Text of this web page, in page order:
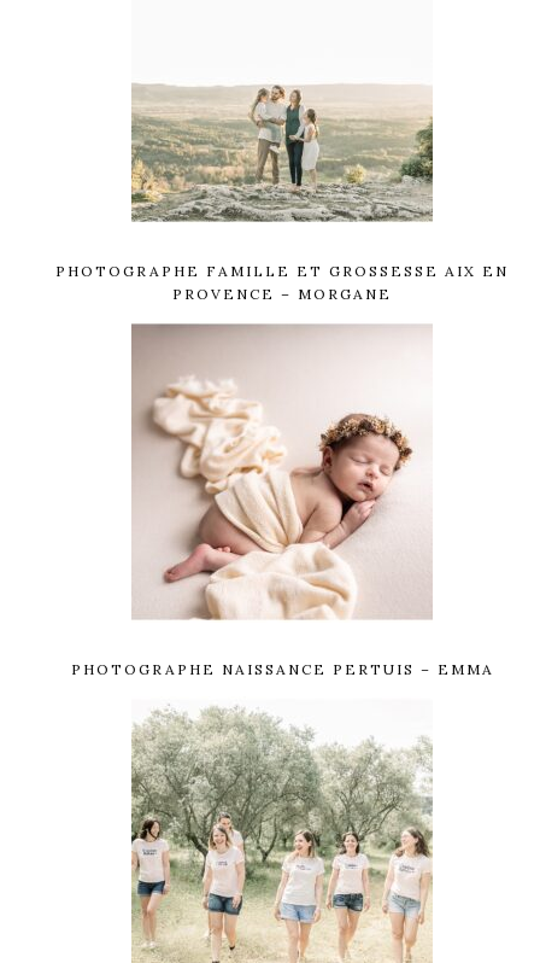
PHOTOGRAPHE FAMILLE ET GROSSESSE AIX EN
PROVENCE – MORGANE
PHOTOGRAPHE NAISSANCE PERTUIS – EMMA